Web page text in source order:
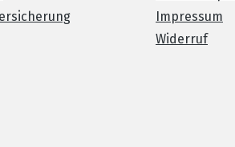
Impressum
Widerruf